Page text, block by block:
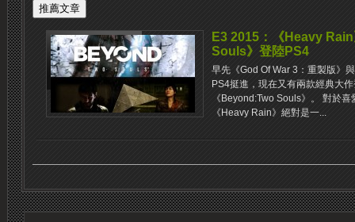
E3 2015：《Heavy
Souls》登陸PS4
早先《God Of War 3：重製版》
PS4挺進，現在又有兩款經典大
《Beyond:Two Souls》。 對於
《Heavy Rain》絕對是一...